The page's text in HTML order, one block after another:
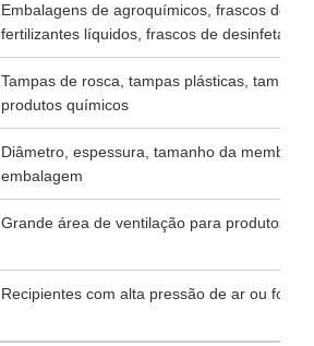
Embalagens de agroquímicos, frascos de
fertilizantes líquidos, frascos de desinfetantes
Tampas de rosca, tampas plásticas, tampas
produtos químicos
Diâmetro, espessura, tamanho da
embalagem
Grande área de ventilação para produtos
Recipientes com alta pressão de ar ou forte